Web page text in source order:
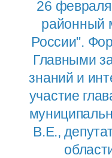
26
районный
России".
Главными
знаний и
участие
В.Е.,